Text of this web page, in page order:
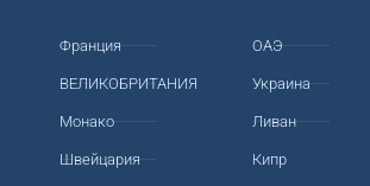
Франция
ВЕЛИКОБРИТАНИЯ
Монако
Швейцария
ОАЭ
Украина
Ливан
Кипр